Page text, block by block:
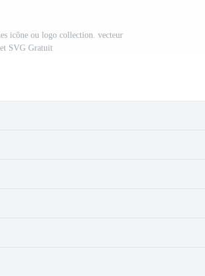
icône ou logo collection. vecteur
SVG Gratuit